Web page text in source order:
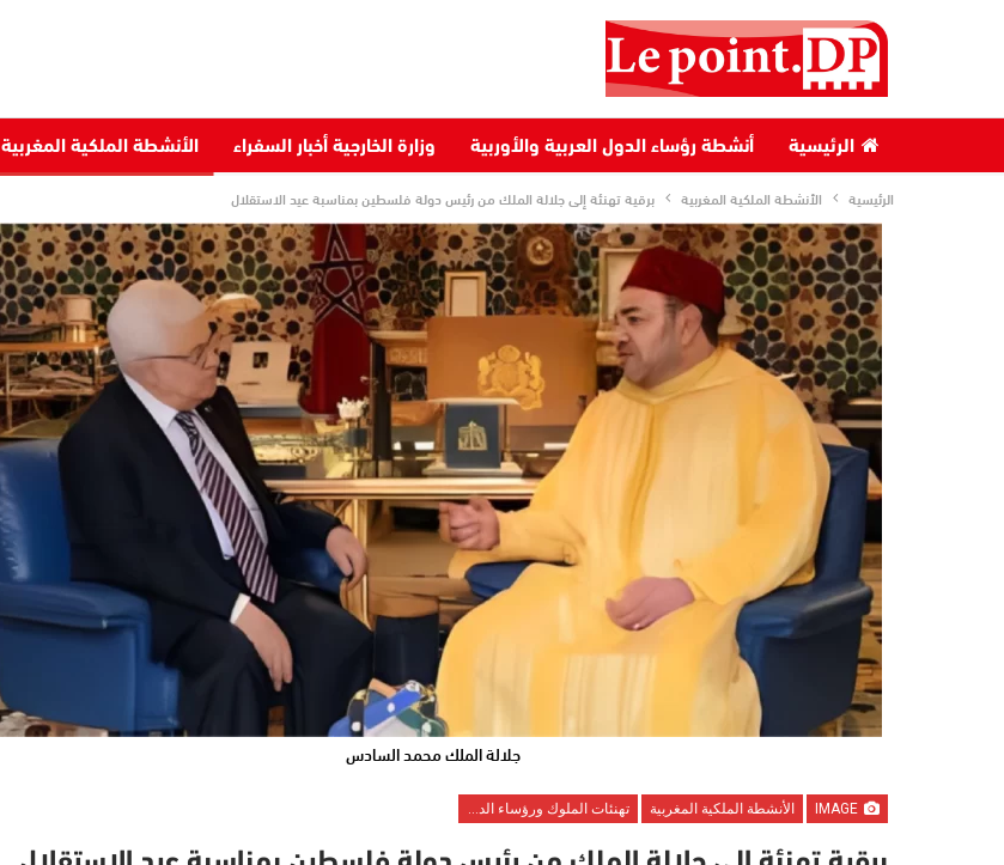
الرئيسية أنشطة رؤساء الدول العربية والأوربية وزارة الخارجية أخبار السفراء الأنشطة الملكية المغربية
الرئيسية الأنشطة الملكية المغربية برقية تهنئة إلى جلالة الملك من رئيس دولة فلسطين بمناسبة عيد الاستقلال
جلالة الملك محمد السادس
الأنشطة الملكية المغربية تهنئات الملوك ورؤساء الدول